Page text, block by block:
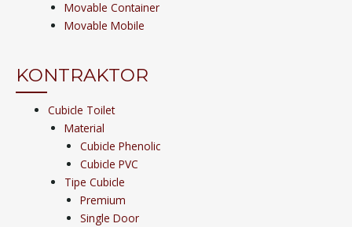
Movable Container
Movable Mobile
KONTRAKTOR
Cubicle Toilet
Material
Cubicle Phenolic
Cubicle PVC
Tipe Cubicle
Premium
Single Door